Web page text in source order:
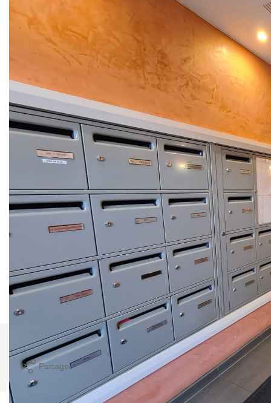
----------------------------------------------------
Suite aux annonces gouvernementales et au vu des
nouvelles mesures prises contre la COVID-19, nous
informons notre aimable clientèle que les visites physiques
sont maintenues (avec attestation).
Nous mettons également en place des visites en live*, qui
se feront en 2 étapes :
- Premier contact avec notre conseiller par téléphone ou
- Prise de rendez-vous pour la visite live via Whatsapp /
Facetime ou tout autre support
Contactez-nous au 01.30.25.04.02, notre équipe sera ravie
de vous répondre et de vous accompagner dans votre
projet, du lundi au samedi de 9h00 à 19h00.
*visites en direct et non vidéos préenregistrées
Nos honoraires Nous contacter
Imprimer
Partager Calculer mon budget